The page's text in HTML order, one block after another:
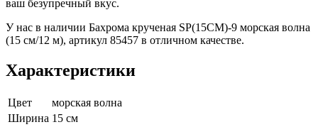
ваш безупречный вкус.
У нас в наличии Бахрома крученая SP(15CM)-9 морская волна
(15 см/12 м), артикул 85457 в отличном качестве.
Характеристики
Цвет
морская волна
Ширина 15 см